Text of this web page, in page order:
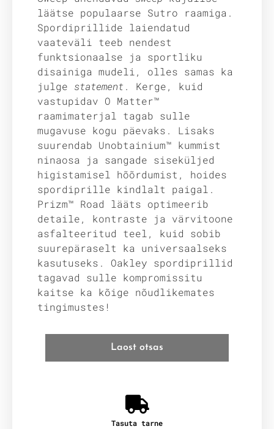
läätse populaarse Sutro raamiga.
Spordiprillide laiendatud
vaateväli teeb nendest
funktsionaalse ja sportliku
disainiga mudeli, olles samas ka
julge statement . Kerge, kuid
vastupidav O Matter™
raamimaterjal tagab sulle
mugavuse kogu päevaks. Lisaks
suurendab Unobtainium™ kummist
ninaosa ja sangade siseküljed
higistamisel hõõrdumist, hoides
spordiprille kindlalt paigal.
Prizm™ Road lääts optimeerib
detaile, kontraste ja värvitoone
asfalteeritud teel, kuid sobib
suurepäraselt ka universaalseks
kasutuseks. Oakley spordiprillid
tagavad sulle kompromissitu
kaitse ka kõige nõudlikemates
tingimustes!
Laost otsas
Tasuta tarne